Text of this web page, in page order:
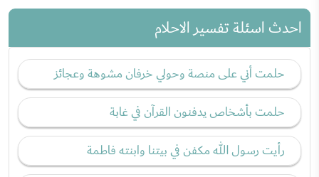
احدث اسئلة تفسير الاحلام
حلمت أني على منصة وحولي خرفان مشوهة وعجائز
حلمت بأشخاص يدفنون القرآن في غابة
رأيت رسول الله مكفن في بيتنا وابنته فاطمة